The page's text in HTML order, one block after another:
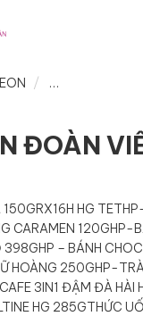
ĐOÀN
HG TET
CARAMEN 120GHP-
398GHP – BÁNH
HOÀNG 250GHP-
3IN1 ĐẬM ĐÀ HÀI
HG 285GTHỨC